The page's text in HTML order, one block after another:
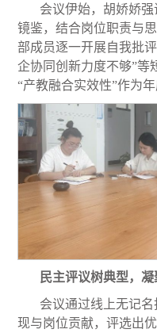
会议伊始，胡娇娇
镜鉴，结合岗位职责与
部成员逐一开展自我批
企协同创新力度不够”等
“产教融合实效性”作为
民主评议树典型，
会议通过线上无记
现与岗位贡献，评选出